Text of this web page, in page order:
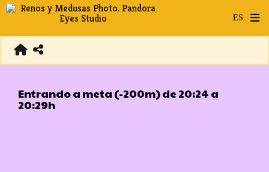
Entrando a meta (-200m) de 20:24 a
20:29h